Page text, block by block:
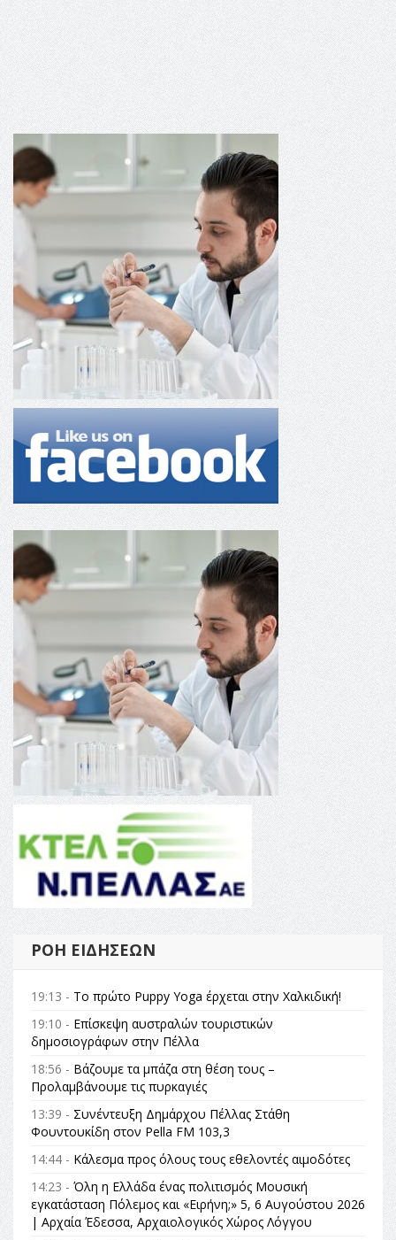
ΡΟΉ ΕΙΔΉΣΕΩΝ
19:13 - Το πρώτο Puppy Yoga έρχεται στην Χαλκιδική!
19:10 - Επίσκεψη αυστραλών τουριστικών
δημοσιογράφων στην Πέλλα
18:56 - Βάζουμε τα μπάζα στη θέση τους –
Προλαμβάνουμε τις πυρκαγιές
13:39 - Συνέντευξη Δημάρχου Πέλλας Στάθη
Φουντουκίδη στον Pella FM 103,3
14:44 - Κάλεσμα προς όλους τους εθελοντές αιμοδότες
14:23 - Όλη η Ελλάδα ένας πολιτισμός Μουσική
εγκατάσταση Πόλεμος και «Ειρήνη;» 5, 6 Αυγούστου 2026
| Αρχαία Έδεσσα, Αρχαιολογικός Χώρος Λόγγου